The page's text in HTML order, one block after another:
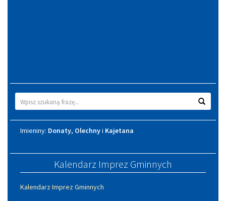
Wyszukiwarka
Imieniny
Imieniny: Donaty, Olechnyi Kajetana
Kalendarz Imprez Gminnych
Kalendarz Imprez Gminnych